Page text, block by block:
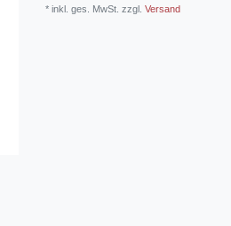
* inkl. ges. MwSt. zzgl. Versand